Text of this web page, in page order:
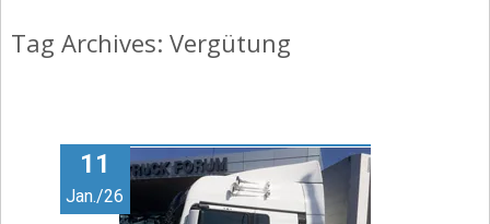
Nachrichten, Texte, Podcast, O-Töne,
Video
Tag Archives: Vergütung
11
Jan./26